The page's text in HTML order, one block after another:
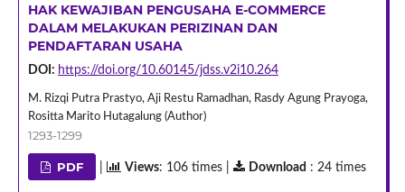
HAK KEWAJIBAN PENGUSAHA E-COMMERCE
DALAM MELAKUKAN PERIZINAN DAN
PENDAFTARAN USAHA
DOI: https://doi.org/10.60145/jdss.v2i10.264
M. Rizqi Putra Prastyo, Aji Restu Ramadhan, Rasdy Agung Prayoga,
Rositta Marito Hutagalung (Author)
1293-1299
PDF Views: 106 times | Download : 24 times